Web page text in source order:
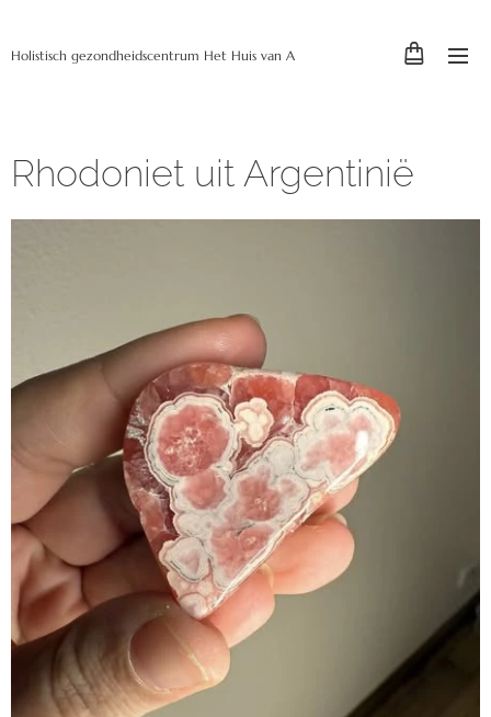
Holistisch gezondheidscentrum Het Huis van A
Rhodoniet uit Argentinië